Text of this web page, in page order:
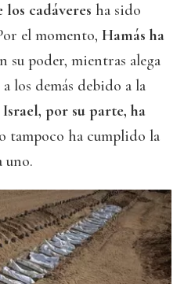
cadáveres ha sido
el momento, Hamás ha
su poder, mientras alega
los demás debido a la
Israel, por su parte, ha
tampoco ha cumplido la
uno.